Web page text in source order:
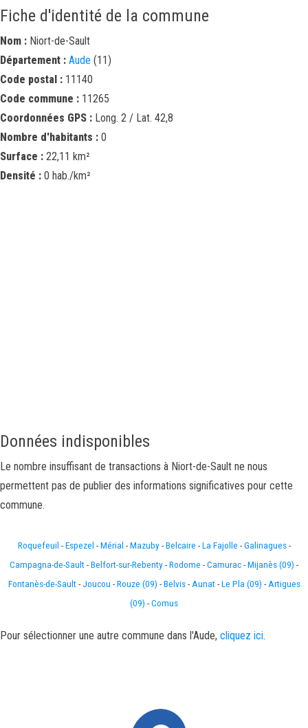
Fiche d'identité de la commune
Nom : Niort-de-Sault
Département : Aude (11)
Code postal : 11140
Code commune : 11265
Coordonnées GPS : Long. 2 / Lat. 42,8
Nombre d'habitants : 0
Surface : 22,11 km²
Densité : 0 hab./km²
Données indisponibles
Le nombre insuffisant de transactions à Niort-de-Sault ne nous
permettent pas de publier des informations significatives pour cette
commune.
Roquefeuil -Espezel -Mérial -Mazuby-Belcaire -La Fajolle -Galinagues-
Campagna-de-Sault -Belfort-sur-Rebenty-Rodome -Camurac-Mijanès (09) -
Fontanès-de-Sault - Joucou -Rouze (09) -Belvis- Aunat -Le Pla (09) - Artigues
(09) -Comus
Pour sélectionner une autre commune dans l'Aude, cliquez ici.